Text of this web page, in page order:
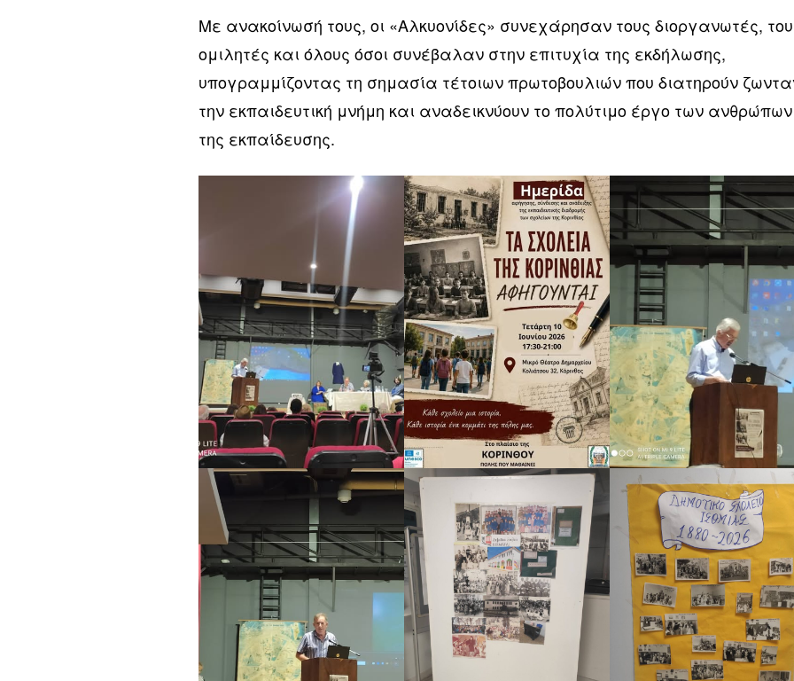
Με ανακοίνωσή τους, οι «Αλκυονίδες» συνεχάρησαν τους διοργανωτές,
ομιλητές και όλους όσοι συνέβαλαν στην επιτυχία της εκδήλωσης,
υπογραμμίζοντας τη σημασία τέτοιων πρωτοβουλιών που διατηρούν
την εκπαιδευτική μνήμη και αναδεικνύουν το πολύτιμο έργο των ανθρώπων
της εκπαίδευσης.